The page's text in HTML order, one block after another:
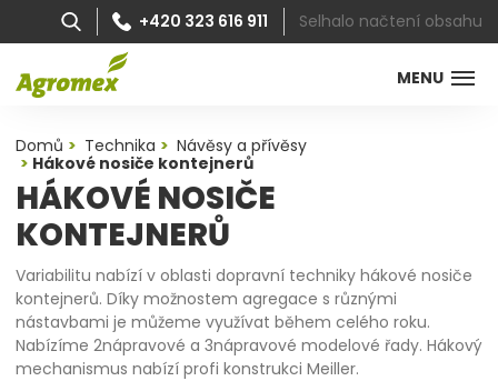
MENU
+420 323 616 911 Selhalo načtení obsahu
Domů Technika
Návěsy a přívěsy
Hákové nosiče kontejnerů
HÁKOVÉ NOSIČE
KONTEJNERŮ
Variabilitu nabízí v oblasti dopravní techniky hákové nosiče
kontejnerů. Díky možnostem agregace s různými
nástavbami je můžeme využívat během celého roku.
Nabízíme 2nápravové a 3nápravové modelové řady. Hákový
mechanismus nabízí profi konstrukci Meiller.